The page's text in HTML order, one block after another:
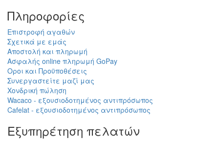
Πληροφορίες
Επιστροφή αγαθών
Σχετικά με εμάς
Αποστολή και πληρωμή
Ασφαλής online πληρωμή GoPay
Οροι και Προϋποθέσεις
Συνεργαστείτε μαζί μας
Χονδρική πώληση
Wacaco - εξουσιοδοτημένος αντιπρόσωπος
Cafelat - εξουσιοδοτημένος αντιπρόσωπος
Εξυπηρέτηση πελατών